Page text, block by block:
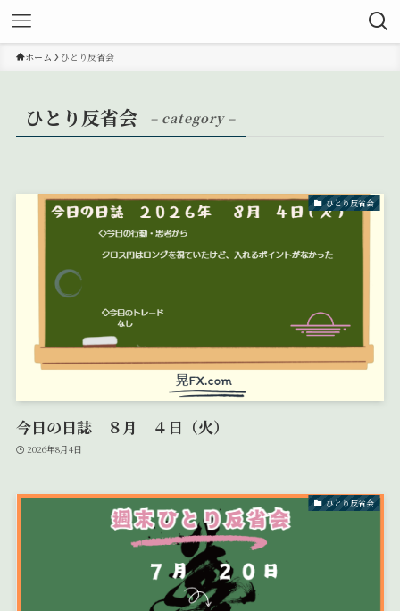
ホーム ひとり反省会
ひとり反省会 – category –
ひとり反省会
今日の日誌 ８月 ４日（火）
2026年8月4日
ひとり反省会